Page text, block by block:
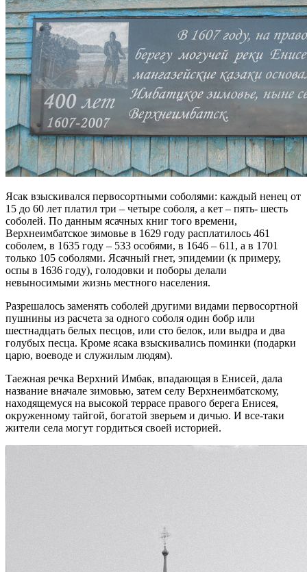
Ясак взыскивался первосортными соболями: каждый ненец от
15 до 60 лет платил три – четыре соболя, а кет – пять- шесть
соболей. По данным ясачных книг того времени,
Верхнеимбатское зимовье в 1629 году расплатилось 461
соболем, в 1635 году – 533 особями, в 1646 – 611, а в 1701
только 105 соболями. Ясачный гнет, эпидемии (к примеру,
оспы в 1636 году), голодовки и поборы делали
невыносимыми жизнь местного населения.
Разрешалось заменять соболей другими видами первосортной
пушнины из расчета за одного соболя один бобр или
шестнадцать белых песцов, или сто белок, или выдра и два
голубых песца. Кроме ясака взыскивались поминки (подарки
царю, воеводе и служилым людям).
Таежная речка Верхний Имбак, впадающая в Енисей, дала
название вначале зимовью, затем селу Верхнеимбатскому,
находящемуся на высокой террасе правого берега Енисея,
окруженному тайгой, богатой зверьем и дичью. И все-таки
жители села могут гордиться своей историей.